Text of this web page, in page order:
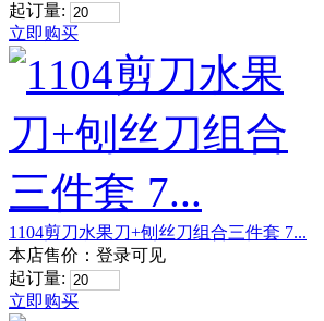
起订量:
立即购买
1104剪刀水果刀+刨丝刀组合三件套 7...
本店售价： 登录可见
起订量:
立即购买